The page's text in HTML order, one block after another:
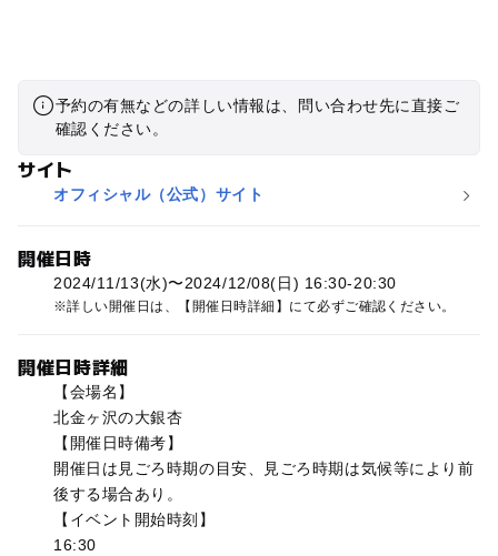
予約の有無などの詳しい情報は、問い合わせ先に直接ご
確認ください。
サイト
オフィシャル（公式）サイト
開催日時
2024/11/13(水)〜2024/12/08(日) 16:30-20:30
詳しい開催日は、【開催日時詳細】にて必ずご確認ください。
開催日時詳細
【会場名】
北金ヶ沢の大銀杏
【開催日時備考】
開催日は見ごろ時期の目安、見ごろ時期は気候等により前
後する場合あり。
【イベント開始時刻】
16:30